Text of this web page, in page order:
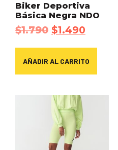
Biker Deportiva
Básica Negra NDO
$1.790 $1.490
AÑADIR AL CARRITO